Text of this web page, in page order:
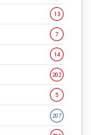
13
7
14
202
5
207